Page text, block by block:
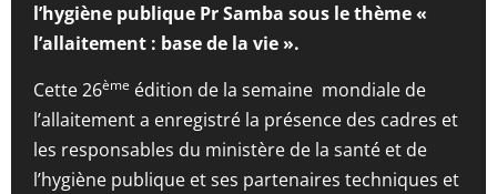
l’hygiène publique Pr Samba sous le thème «
l’allaitement : base de la vie ».
Cette 26ème édition de la semaine mondiale de
l’allaitement a enregistré la présence des cadres et
les responsables du ministère de la santé et de
l’hygiène publique et ses partenaires techniques et